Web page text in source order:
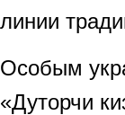
линии
Особым
«Дуторчи